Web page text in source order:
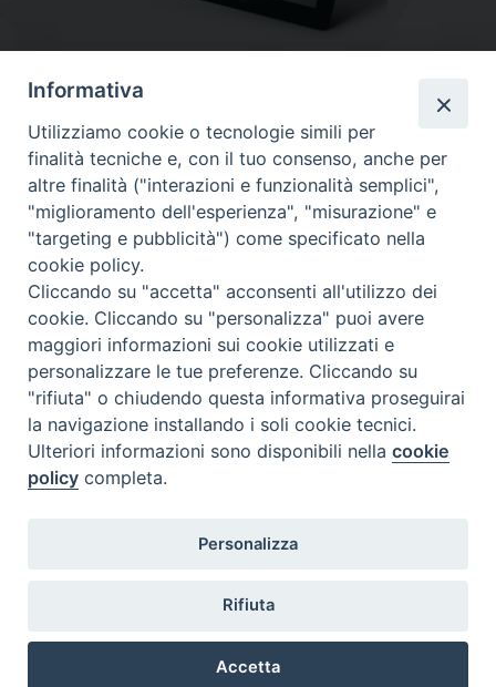
Diocesi
di Como
Diocesi di Como | piazza Grimoldi, 5
Riproduzione solo con permesso.
Iscriviti alla Newsletter
Informativa
Utilizziamo cookie o tecnologie simili per
finalità tecniche e, con il tuo consenso, anche per
altre finalità ("interazioni e funzionalità semplici",
"miglioramento dell'esperienza", "misurazione" e
"targeting e pubblicità") come specificato nella
cookie policy.
Cliccando su "accetta" acconsenti all'utilizzo dei
cookie. Cliccando su "personalizza" puoi avere
maggiori informazioni sui cookie utilizzati e
personalizzare le tue preferenze. Cliccando su
"rifiuta" o chiudendo questa informativa proseguirai
la navigazione installando i soli cookie tecnici.
Ulteriori informazioni sono disponibili nellacookie
policy completa.
Personalizza
Rifiuta
Accetta